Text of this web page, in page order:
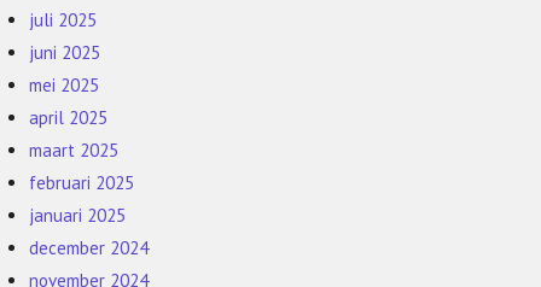
juli 2025
juni 2025
mei 2025
april 2025
maart 2025
februari 2025
januari 2025
december 2024
november 2024